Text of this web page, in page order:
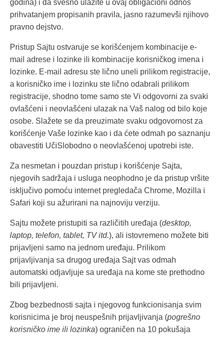
godina) i da svesno ulazite u ovaj obligacioni odnos
prihvatanjem propisanih pravila, jasno razumevši njihovo
pravno dejstvo.
Pristup Sajtu ostvaruje se korišćenjem kombinacije e-
mail adrese i lozinke ili kombinacije korisničkog imena i
lozinke. E-mail adresu ste lično uneli prilikom registracije,
a korisničko ime i lozinku ste lično odabrali prilikom
registracije, shodno tome samo ste Vi odgovorni za svaki
ovlašćeni i neovlašćeni ulazak na Vaš nalog od bilo koje
osobe. Slažete se da preuzimate svaku odgovornost za
korišćenje Vaše lozinke kao i da ćete odmah po saznanju
obavestiti UčiSlobodno o neovlašćenoj upotrebi iste.
Za nesmetan i pouzdan pristup i korišćenje Sajta,
njegovih sadržaja i usluga neophodno je da pristup vršite
isključivo pomoću internet pregledača Chrome, Mozilla i
Safari koji su ažurirani na najnoviju verziju.
Sajtu možete pristupiti sa različitih uređaja (desktop,
laptop, telefon, tablet, TV itd.), ali istovremeno možete biti
prijavljeni samo na jednom uređaju. Prilikom
prijavljivanja sa drugog uređaja Sajt vas odmah
automatski odjavljuje sa uređaja na kome ste prethodno
bili prijavljeni.
Zbog bezbednosti sajta i njegovog funkcionisanja svim
korisnicima je broj neuspešnih prijavljivanja (pogrešno
korisničko ime ili lozinka) ograničen na 10 pokušaja